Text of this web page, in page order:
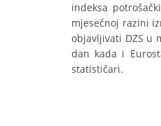
indeksa
mjesečnoj razini
objavljivati DZS u
dan kada i
statističari.